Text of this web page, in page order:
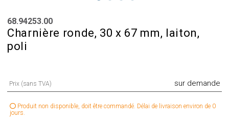
68.94253.00
Charnière ronde, 30 x 67 mm, laiton,
poli
Prix (sans TVA) sur demande
Produit non disponible, doit être commandé. Délai de livraison environ de 0
jours.